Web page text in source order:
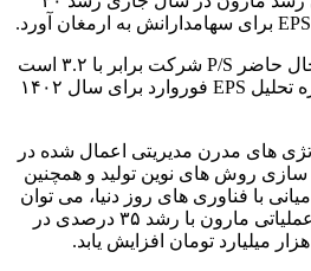
البته قابل ذکر است که در حال حاضر P/S شرکت برابر با ٣.٢ است
که رقم بسیار جذابی در حوزه تحلیل EPS فوروارد برای سال ۱۴۰۲
مدیریتی اعمال شده در
نوین تولید و همچنین
های روز دنیا، می توان
انتظار داشت که درآمدهای عملیاتی مارون با رشد ٣۵ درصدی در